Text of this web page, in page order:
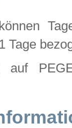
Tage
auf